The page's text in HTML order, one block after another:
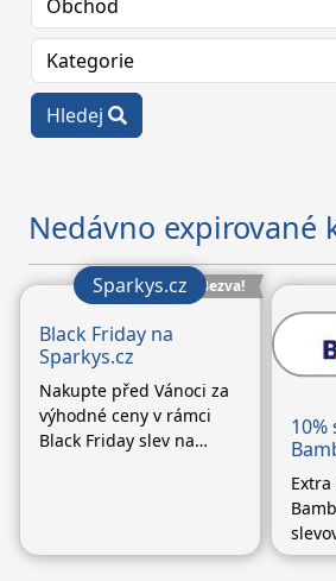
Hledej
Nedávno expirované
Bezva!
Sparkys.cz
Black Friday na
Sparkys.cz
Nakupte před Vánoci za
výhodné ceny v rámci
Black Friday slev na
10%
Extra